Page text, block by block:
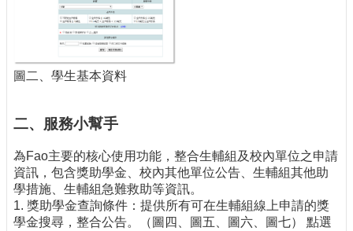
圖二、學生基本資料
二、服務小幫手
為Fao主要的核心使用功能，整合生輔組及校內單位之申請
資訊，包含獎助學金、校內其他單位公告、生輔組其他助
學措施、生輔組急難救助等資訊。
1. 獎助學金查詢條件：提供所有可在生輔組線上申請的獎
學金搜尋，整合公告。（圖四、圖五、圖六、圖七） 點選